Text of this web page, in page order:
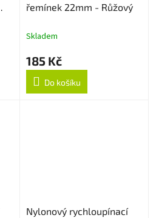
řemínek 22mm - Růžový
Skladem
185 Kč
Do košíku
Nylonový rychloupínací